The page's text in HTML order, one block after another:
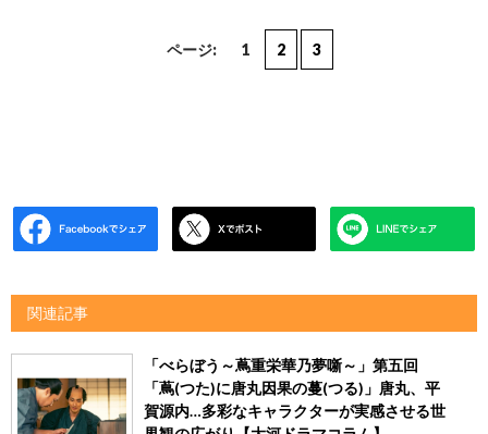
ページ: 1 2 3
関連記事
「べらぼう～蔦重栄華乃夢噺～」第五回
「蔦(つた)に唐丸因果の蔓(つる)」唐丸、平
賀源内…多彩なキャラクターが実感させる世